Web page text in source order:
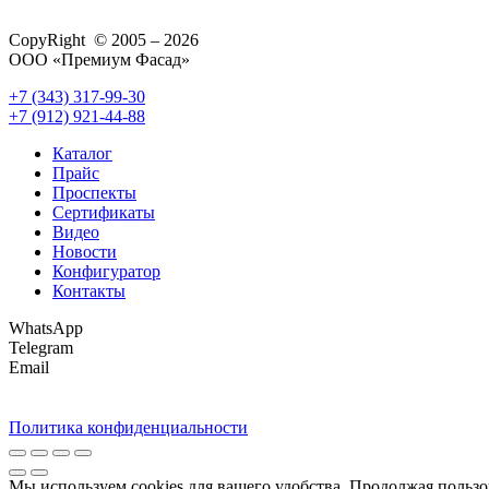
CopyRight © 2005 – 2026
ООО «Премиум Фасад»
+7 (343) 317-99-30
+7 (912) 921-44-88
Каталог
Прайс
Проспекты
Сертификаты
Видео
Новости
Конфигуратор
Контакты
WhatsApp
Telegram
Email
Политика конфиденциальности